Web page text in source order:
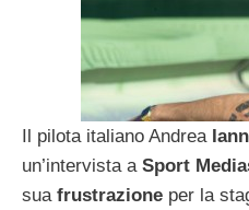
Il pilota italiano Andrea
un’intervista a Sport
sua frustrazione per la